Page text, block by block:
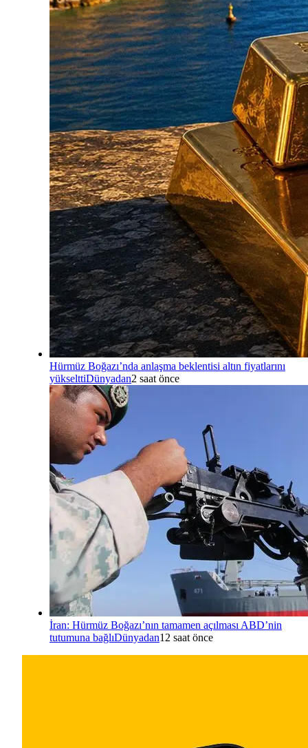
Hürmüz Boğazı’nda anlaşma beklentisi altın fiyatlarını
yükselttiDünyadan2 saat önce
İran: Hürmüz Boğazı’nın tamamen açılması ABD’nin
tutumuna bağlıDünyadan12 saat önce